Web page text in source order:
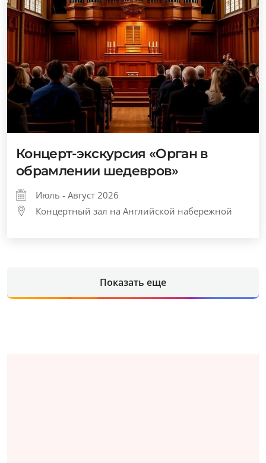
Концерт-экскурсия «Орган в
обрамлении шедевров»
Июль - Август 2026
Концертный зал на Английской набережной
Показать еще